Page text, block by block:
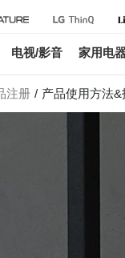
电视/影音 家用电
注册 产品使用方法&